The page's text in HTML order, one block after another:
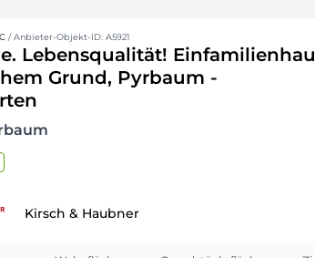
/ Anbieter-Objekt-ID: A5921
Lebensqualität!
Grund, Pyrbaum -
Kirsch & Haubner